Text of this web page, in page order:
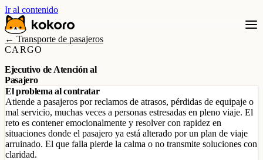
Ir al contenido
← Transporte de pasajeros
CARGO
Ejecutivo de Atención al
Pasajero
El problema al contratar
Atiende a pasajeros por reclamos de atrasos, pérdidas de equipaje o
mal servicio, muchas veces a personas estresadas en pleno viaje. El
reto es contener emocionalmente y resolver con rapidez en
situaciones donde el pasajero ya está alterado por un plan de viaje
arruinado. El que falla pierde la calma o no transmite soluciones con
claridad.